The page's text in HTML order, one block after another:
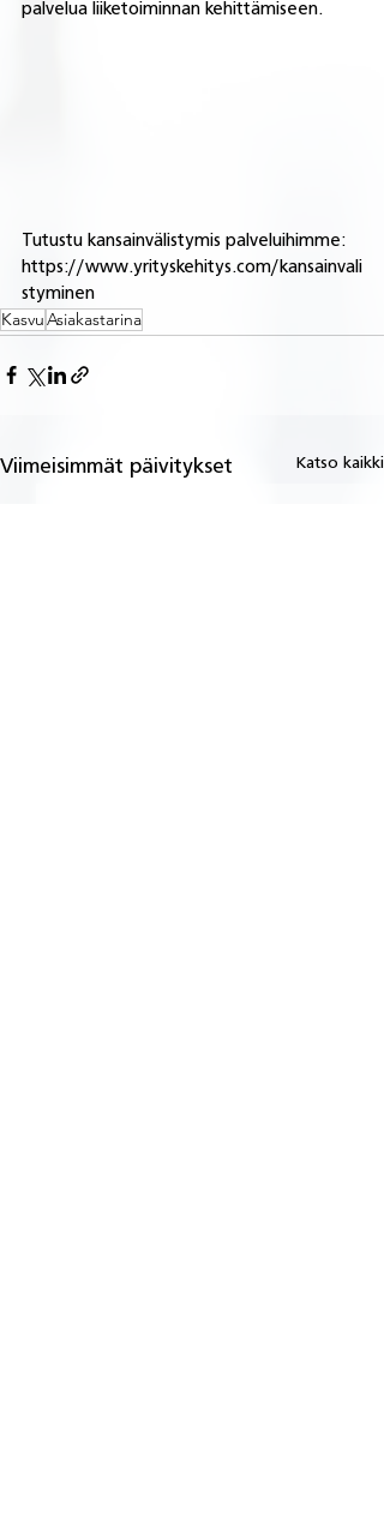
palvelua liiketoiminnan kehittämiseen.
Tutustu kansainvälistymis palveluihimme:
https://www.yrityskehitys.com/kansainvali
styminen
KasvuAsiakastarina
Viimeisimmät päivitykset Katso kaikki